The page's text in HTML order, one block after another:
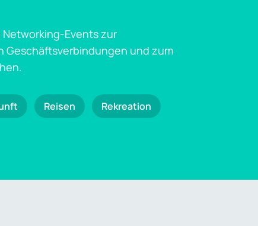
Events zur
Geschäftsverbindungen und zum
Reisen Rekreation